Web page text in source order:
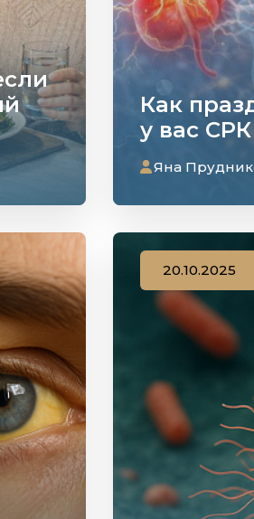
Как
у вас СРК
Яна
20.10.2025